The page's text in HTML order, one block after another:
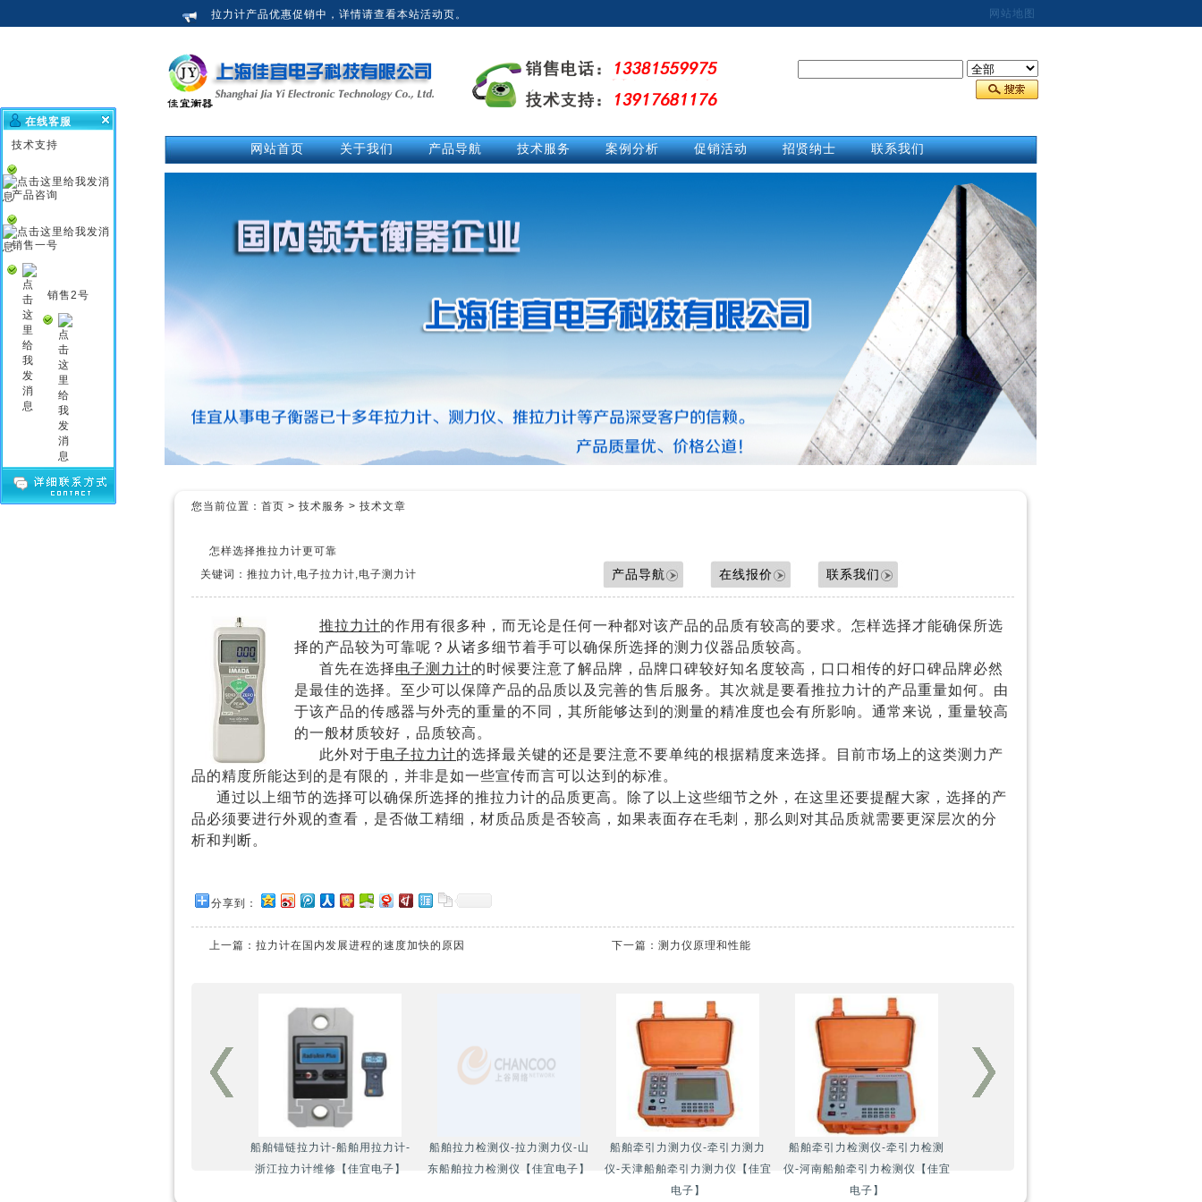
拉力计产品优惠促销中，详情请查看本站活动页。 网站地图
网站首页 关于我们
公司介绍
行业知识
企业文化
产品导航
拉力计
推拉力计
数显拉力计
电子测力计
电子测力仪
无线测力计
无线拉力计
压力测力计
技术服务
技术文章
案例分析
经典案例
促销活动
促销活动
招贤纳士
合作商
联系我们
联系我们
您当前位置： 首页 > 技术服务 > 技术文章
怎样选择推拉力计更可靠
关键词：推拉力计,电子拉力计,电子测力计
产品导航 在线报价 联系我们
推拉力计的作用有很多种，而无论是任何一种都对该产品的品质有较高的要求。怎样选择才能确保所选
择的产品较为可靠呢？从诸多细节着手可以确保所选择的测力仪器品质较高。
首先在选择电子测力计的时候要注意了解品牌，品牌口碑较好知名度较高，口口相传的好口碑品牌必然
是最佳的选择。至少可以保障产品的品质以及完善的售后服务。其次就是要看推拉力计的产品重量如何。由
于该产品的传感器与外壳的重量的不同，其所能够达到的测量的精准度也会有所影响。通常来说，重量较高
的一般材质较好，品质较高。
此外对于电子拉力计的选择最关键的还是要注意不要单纯的根据精度来选择。目前市场上的这类测力产
品的精度所能达到的是有限的，并非是如一些宣传而言可以达到的标准。
通过以上细节的选择可以确保所选择的推拉力计的品质更高。除了以上这些细节之外，在这里还要提醒大家，选择的产
品必须要进行外观的查看，是否做工精细，材质品质是否较高，如果表面存在毛刺，那么则对其品质就需要更深层次的分
析和判断。
分享到：
上一篇： 拉力计在国内发展进程的速度加快的原因 下一篇： 测力仪原理和性能
船舶锚链拉力计-船舶用拉力计-
浙江拉力计维修【佳宜电子】
船舶拉力检测仪-拉力测力仪-山
东船舶拉力检测仪【佳宜电子】
船舶牵引力测力仪-牵引力测力
仪-天津船舶牵引力测力仪【佳宜
电子】
船舶牵引力检测仪-牵引力检测
仪-河南船舶牵引力检测仪【佳宜
电子】
在线客服
技术支持
产品咨询
销售一号
销售2号